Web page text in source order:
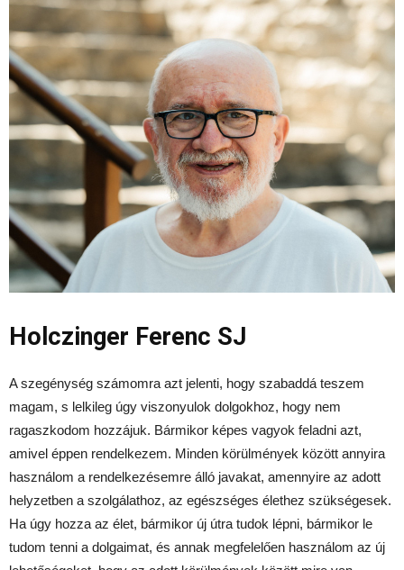
Holczinger Ferenc SJ
A szegénység számomra azt jelenti, hogy szabaddá teszem
magam, s lelkileg úgy viszonyulok dolgokhoz, hogy nem
ragaszkodom hozzájuk. Bármikor képes vagyok feladni azt,
amivel éppen rendelkezem. Minden körülmények között annyira
használom a rendelkezésemre álló javakat, amennyire az adott
helyzetben a szolgálathoz, az egészséges élethez szükségesek.
Ha úgy hozza az élet, bármikor új útra tudok lépni, bármikor le
tudom tenni a dolgaimat, és annak megfelelően használom az új